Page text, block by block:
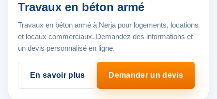
Travaux en béton armé
Travaux en béton armé à Nerja pour logements, locations
et locaux commerciaux. Demandez des informations et
un devis personnalisé en ligne.
En savoir plus Demander un devis